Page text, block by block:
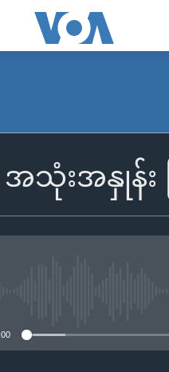
သုံးအနှုန်း